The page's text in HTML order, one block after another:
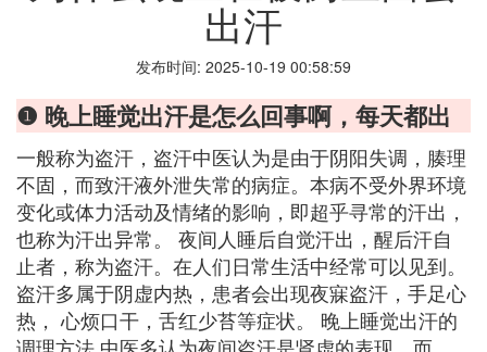
出汗
发布时间: 2025-10-19 00:58:59
❶ 晚上睡觉出汗是怎么回事啊，每天都出
一般称为盗汗，盗汗中医认为是由于阴阳失调，腠理
不固，而致汗液外泄失常的病症。本病不受外界环境
变化或体力活动及情绪的影响，即超乎寻常的汗出，
也称为汗出异常。 夜间人睡后自觉汗出，醒后汗自
止者，称为盗汗。在人们日常生活中经常可以见到。
盗汗多属于阴虚内热，患者会出现夜寐盗汗，手足心
热， 心烦口干，舌红少苔等症状。 晚上睡觉出汗的